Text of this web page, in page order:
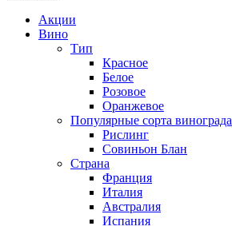
Акции
Вино
Тип
Красное
Белое
Розовое
Оранжевое
Популярные сорта винограда
Рислинг
Совиньон Блан
Страна
Франция
Италия
Австралия
Испания